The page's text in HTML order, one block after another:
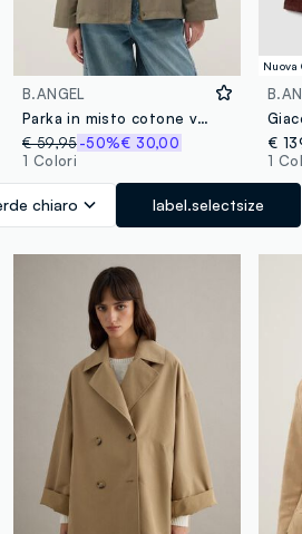
B.ANGEL
Parka in misto cotone verde con cappuccio regular fit
€ 59,95-50%€ 30,00
1 Colori
chiaro label.selectsize
Nuova
€
1